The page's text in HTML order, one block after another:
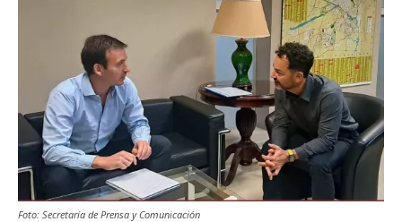
Foto: Secretaría de Prensa y Comunicación